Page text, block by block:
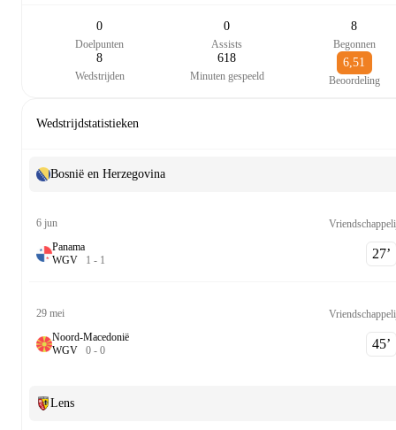
0
Doelpunten
0
Assists
8
Begonnen
8
Wedstrijden
618
Minuten gespeeld
6,51
Beoordeling
Wedstrijdstatistieken
Bosnië en Herzegovina
6 jun
Panama
WGV 1 - 1 27‎’‎
29 mei
Noord-Macedonië
WGV 0 - 0 45‎’‎
Lens